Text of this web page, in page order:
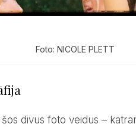
Foto: NICOLE PLETT